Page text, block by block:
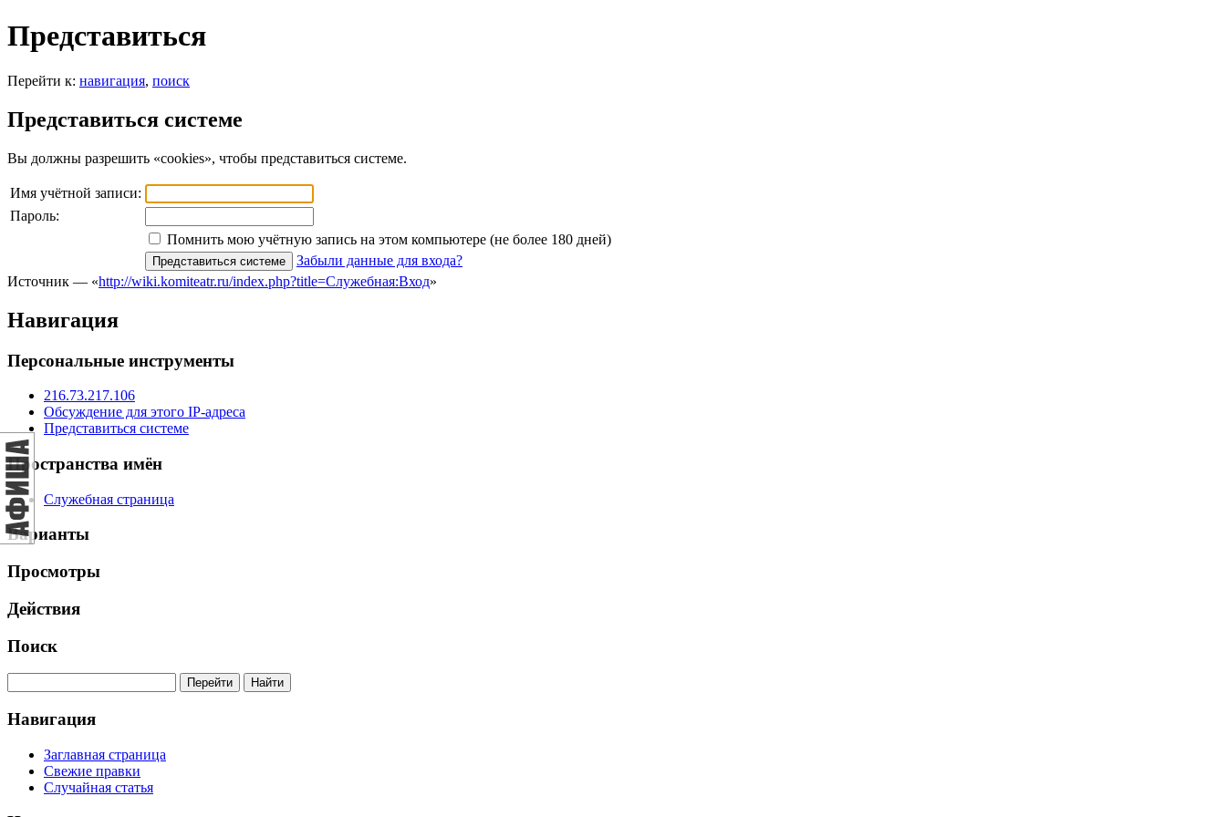
Представиться
Перейти к: навигация, поиск
Представиться системе
Вы должны разрешить «cookies», чтобы представиться системе.
Имя учётной записи:
Пароль:
Помнить мою учётную запись на этом компьютере (не более 180 дней)
Забыли данные для входа?
Источник — «http://wiki.komiteatr.ru/index.php?title=Служебная:Вход»
Навигация
Персональные инструменты
216.73.217.106
Обсуждение для этого IP-адреса
Представиться системе
Пространства имён
Служебная страница
Варианты
Просмотры
Действия
Поиск
Навигация
Заглавная страница
Свежие правки
Случайная статья